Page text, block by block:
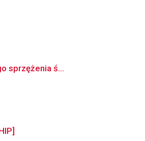
sprzężenia ś...